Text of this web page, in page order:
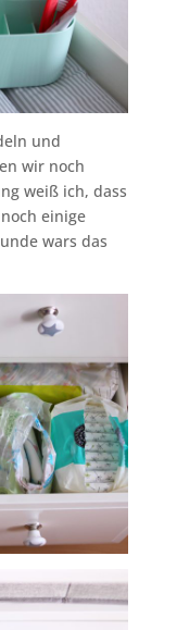
und
wir noch
weiß ich, dass
einige
wars das